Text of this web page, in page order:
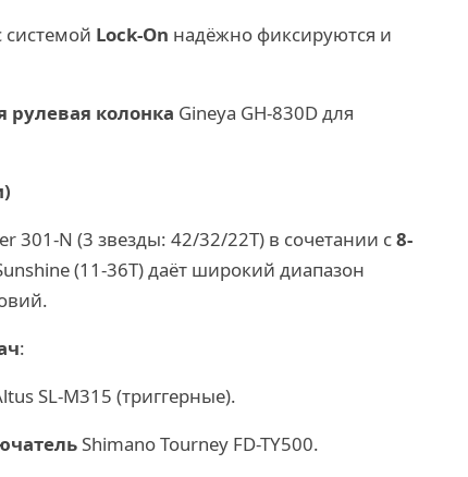
системой Lock-On надёжно фиксируются и
рулевая колонка Gineya GH-830D для
301-N (3 звезды: 42/32/22T) в сочетании с8-
(11-36T) даёт широкий диапазон
:
SL-M315 (триггерные).
Shimano Tourney FD-TY500.